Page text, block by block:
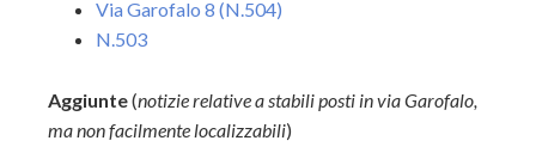
Via Garofalo 8 (N.504)
N.503
Aggiunte(notizie relative a stabili posti in via Garofalo,
ma non facilmente localizzabili)